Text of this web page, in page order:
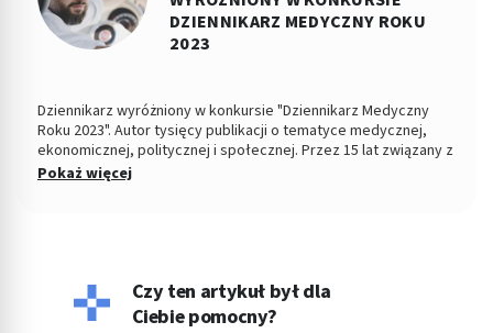
DZIENNIKARZ MEDYCZNY ROKU
2023
Dziennikarz wyróżniony w konkursie "Dziennikarz Medyczny
Roku 2023". Autor tysięcy publikacji o tematyce medycznej,
ekonomicznej, politycznej i społecznej. Przez 15 lat związany z
Dziennikiem Łódzkim i Polska TheTimes. Z wykształcenia
Pokaż więcej
Czy ten artykuł był dla
Ciebie pomocny?